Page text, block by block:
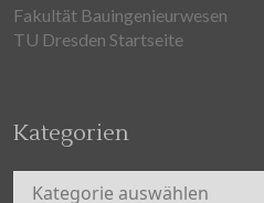
Fakultät Bauingenieurwesen
TU Dresden Startseite
Kategorien
Kategorien